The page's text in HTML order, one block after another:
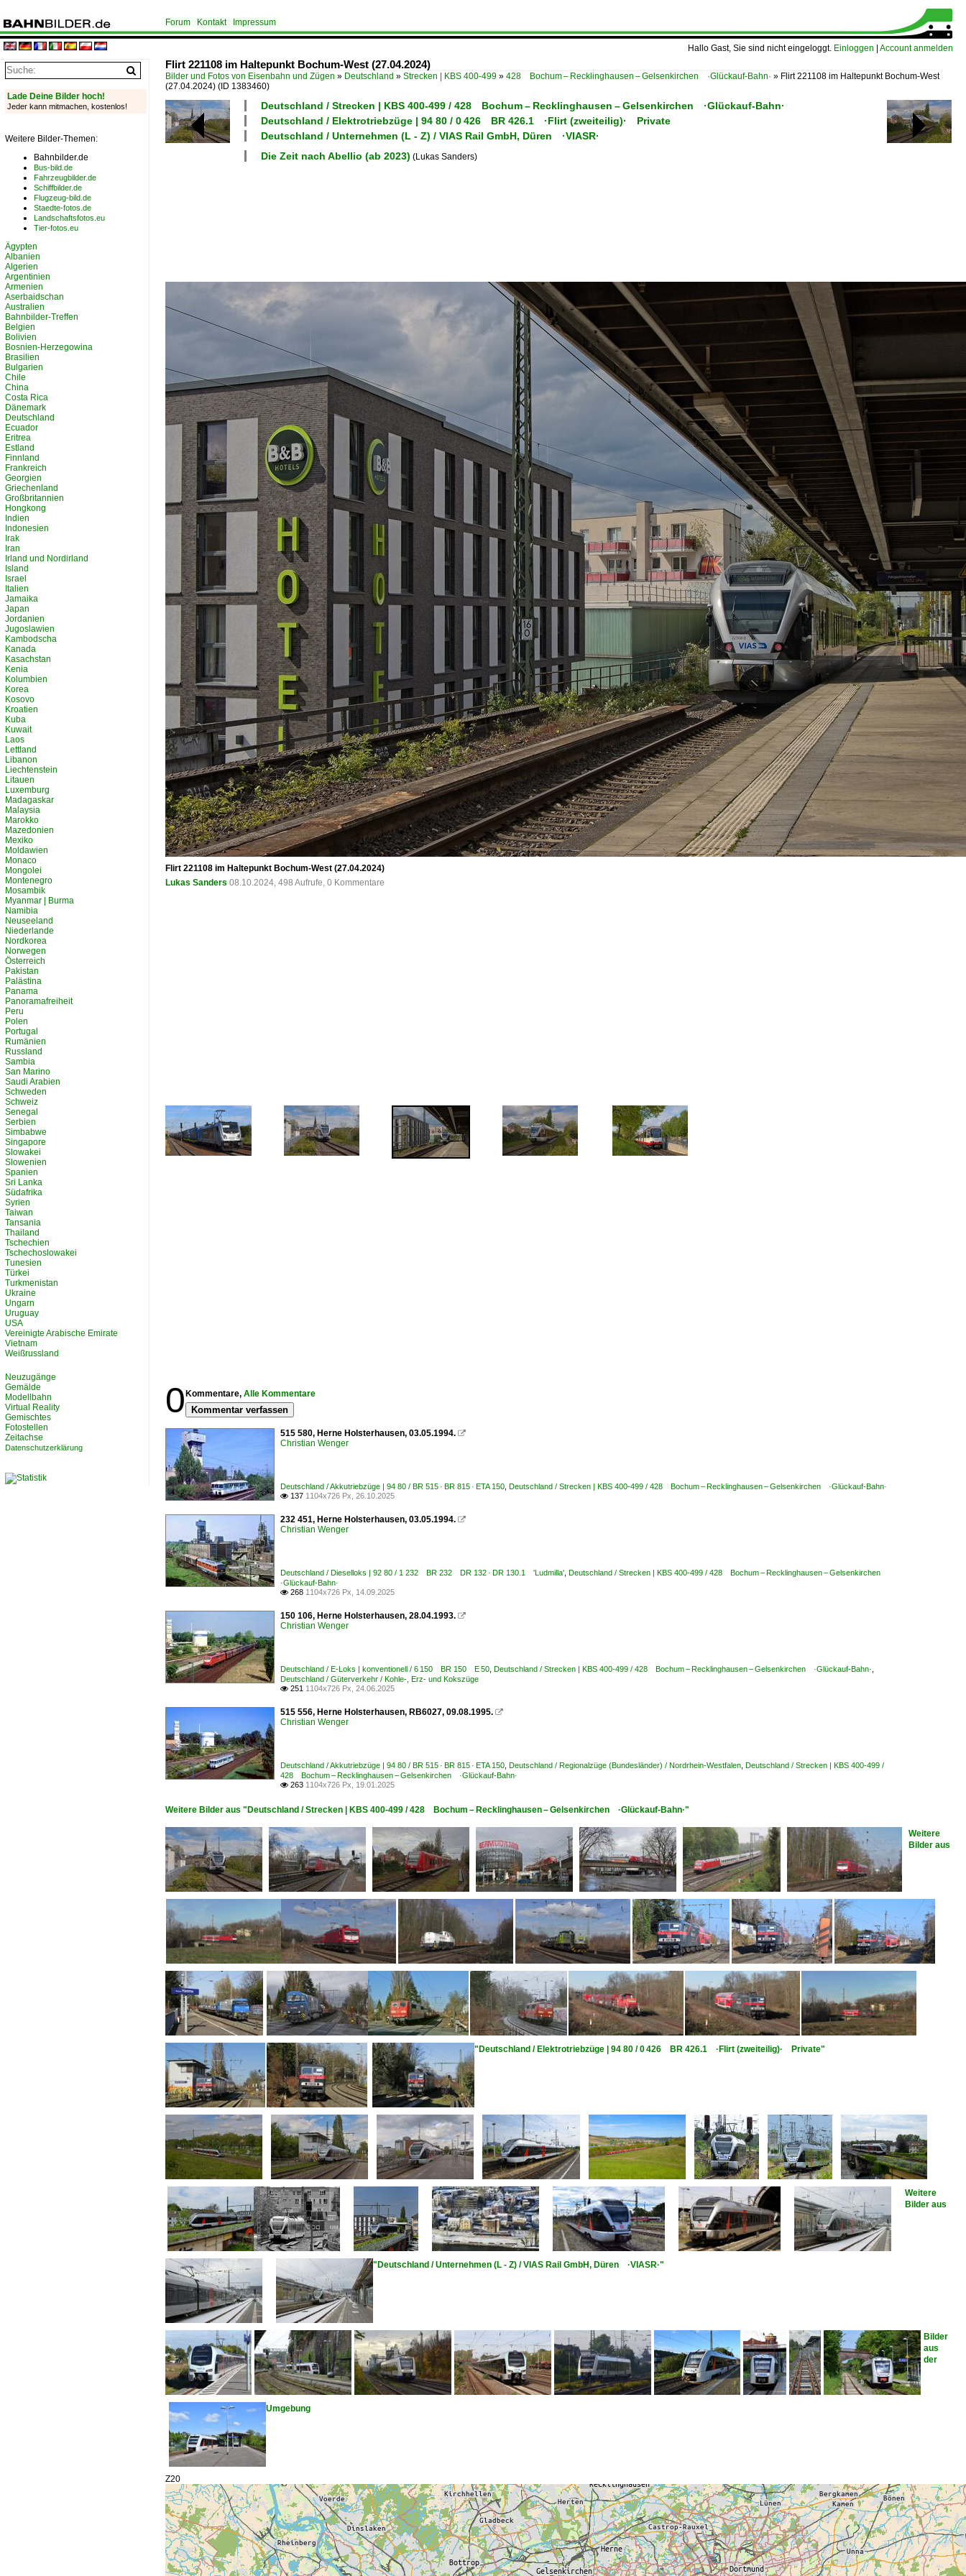
Hallo Gast, Sie sind nicht eingeloggt. Einloggen Account anmelden
Forum Kontakt Impressum
Flirt 221108 im Haltepunkt Bochum-West (27.04.2024)
Bilder und Fotos von Eisenbahn und Zügen » Deutschland » Strecken | KBS 400-499 » 428 Bochum – Recklinghausen – Gelsenkirchen ·Glückauf-Bahn· » Flirt 221108 im Haltepunkt Bochum-West
(27.04.2024) (ID 1383460)
Deutschland / Strecken | KBS 400-499 / 428 Bochum – Recklinghausen – Gelsenkirchen ·Glückauf-Bahn·
Deutschland / Elektrotriebzüge | 94 80 / 0 426 BR 426.1 ·Flirt (zweiteilig)· Private
Deutschland / Unternehmen (L - Z) / VIAS Rail GmbH, Düren ·VIASR·
Die Zeit nach Abellio (ab 2023) (Lukas Sanders)
Flirt 221108 im Haltepunkt Bochum-West (27.04.2024)
Lukas Sanders 08.10.2024, 498 Aufrufe, 0 Kommentare
0 Kommentare, Alle Kommentare
Kommentar verfassen
515 580, Herne Holsterhausen, 03.05.1994. 
Christian Wenger
Deutschland / Akkutriebzüge | 94 80 / BR 515 · BR 815 · ETA 150 Deutschland / Strecken | KBS 400-499 / 428 Bochum – Recklinghausen – Gelsenkirchen ·Glückauf-Bahn·
 137 1104x726 Px, 26.10.2025
232 451, Herne Holsterhausen, 03.05.1994. 
Christian Wenger
Deutschland / Dieselloks | 92 80 / 1 232 BR 232 DR 132 · DR 130.1 'Ludmilla' Deutschland / Strecken | KBS 400-499 / 428 Bochum – Recklinghausen – Gelsenkirchen
·Glückauf-Bahn·
 268 1104x726 Px, 14.09.2025
150 106, Herne Holsterhausen, 28.04.1993. 
Christian Wenger
Deutschland / E-Loks | konventionell / 6 150 BR 150 E 50 Deutschland / Strecken | KBS 400-499 / 428 Bochum – Recklinghausen – Gelsenkirchen ·Glückauf-Bahn·
Deutschland / Güterverkehr / Kohle-, Erz- und Kokszüge
 251 1104x726 Px, 24.06.2025
515 556, Herne Holsterhausen, RB6027, 09.08.1995. 
Christian Wenger
Deutschland / Akkutriebzüge | 94 80 / BR 515 · BR 815 · ETA 150 Deutschland / Regionalzüge (Bundesländer) / Nordrhein-Westfalen Deutschland / Strecken | KBS 400-499 /
428 Bochum – Recklinghausen – Gelsenkirchen ·Glückauf-Bahn·
 263 1104x726 Px, 19.01.2025
Weitere Bilder aus "Deutschland / Strecken | KBS 400-499 / 428 Bochum – Recklinghausen – Gelsenkirchen ·Glückauf-Bahn·"
Weitere
Bilder aus
"Deutschland / Elektrotriebzüge | 94 80 / 0 426 BR 426.1 ·Flirt (zweiteilig)· Private"
Weitere
Bilder aus
"Deutschland / Unternehmen (L - Z) / VIAS Rail GmbH, Düren ·VIASR·"
Bilder
aus
der
Umgebung
Z20
Lade Deine Bilder hoch!
Jeder kann mitmachen, kostenlos!
Weitere Bilder-Themen:
Bahnbilder.de
Bus-bild.de
Fahrzeugbilder.de
Schiffbilder.de
Flugzeug-bild.de
Staedte-fotos.de
Landschaftsfotos.eu
Tier-fotos.eu
Ägypten
Albanien
Algerien
Argentinien
Armenien
Aserbaidschan
Australien
Bahnbilder-Treffen
Belgien
Bolivien
Bosnien-Herzegowina
Brasilien
Bulgarien
Chile
China
Costa Rica
Dänemark
Deutschland
Ecuador
Eritrea
Estland
Finnland
Frankreich
Georgien
Griechenland
Großbritannien
Hongkong
Indien
Indonesien
Irak
Iran
Irland und Nordirland
Island
Israel
Italien
Jamaika
Japan
Jordanien
Jugoslawien
Kambodscha
Kanada
Kasachstan
Kenia
Kolumbien
Korea
Kosovo
Kroatien
Kuba
Kuwait
Laos
Lettland
Libanon
Liechtenstein
Litauen
Luxemburg
Madagaskar
Malaysia
Marokko
Mazedonien
Mexiko
Moldawien
Monaco
Mongolei
Montenegro
Mosambik
Myanmar | Burma
Namibia
Neuseeland
Niederlande
Nordkorea
Norwegen
Österreich
Pakistan
Palästina
Panama
Panoramafreiheit
Peru
Polen
Portugal
Rumänien
Russland
Sambia
San Marino
Saudi Arabien
Schweden
Schweiz
Senegal
Serbien
Simbabwe
Singapore
Slowakei
Slowenien
Spanien
Sri Lanka
Südafrika
Syrien
Taiwan
Tansania
Thailand
Tschechien
Tschechoslowakei
Tunesien
Türkei
Turkmenistan
Ukraine
Ungarn
Uruguay
USA
Vereinigte Arabische Emirate
Vietnam
Weißrussland
Neuzugänge
Gemälde
Modellbahn
Virtual Reality
Gemischtes
Fotostellen
Zeitachse
Datenschutzerklärung